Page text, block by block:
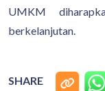
UMKM
berkelanjutan.
SHARE